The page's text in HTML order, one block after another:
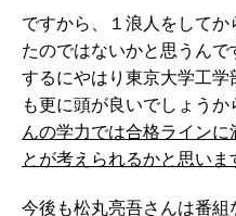
ですから、１浪人をして
たのではないかと思うん
するにやはり東京大学工
も更に頭が良いでしょうか
んの学力では合格ライン
とが考えられるかと思いま
今後も松丸亮吾さんは番